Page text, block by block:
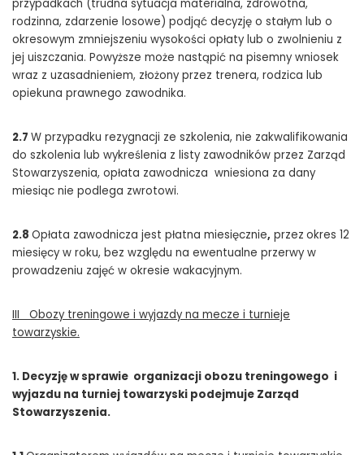
przypadkach (trudna sytuacja materialna, zdrowotna,
rodzinna, zdarzenie losowe) podjąć decyzję o stałym lub o
okresowym zmniejszeniu wysokości opłaty lub o zwolnieniu z
jej uiszczania. Powyższe może nastąpić na pisemny wniosek
wraz z uzasadnieniem, złożony przez trenera, rodzica lub
opiekuna prawnego zawodnika.
2.7 W przypadku rezygnacji ze szkolenia, nie zakwalifikowania
do szkolenia lub wykreślenia z listy zawodników przez Zarząd
Stowarzyszenia, opłata zawodnicza wniesiona za dany
miesiąc nie podlega zwrotowi.
2.8 Opłata zawodnicza jest płatna miesięcznie, przez okres 12
miesięcy w roku, bez względu na ewentualne przerwy w
prowadzeniu zajęć w okresie wakacyjnym.
III Obozy treningowe i wyjazdy na mecze i turnieje
towarzyskie.
1. Decyzję w sprawie organizacji obozu treningowego i
wyjazdu na turniej towarzyski podejmuje Zarząd
Stowarzyszenia.